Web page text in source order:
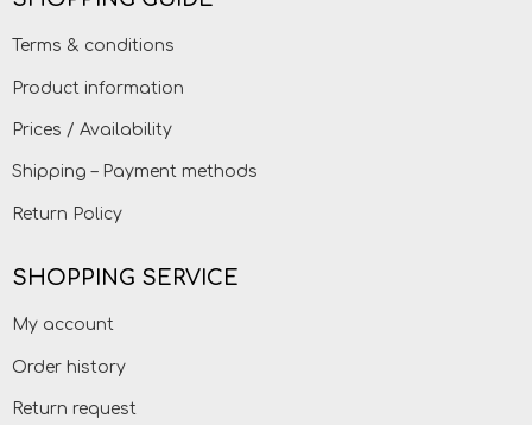
Terms & conditions
Product information
Prices / Availability
Shipping – Payment methods
Return Policy
SHOPPING SERVICE
My account
Order history
Return request